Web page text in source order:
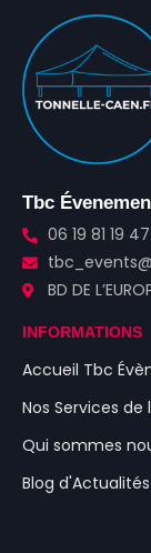
Tbc
06 19 81 19 47
BD DE
INFORMATIONS
Accueil Tbc
Nos Services
Qui sommes
Blog d'Actualités